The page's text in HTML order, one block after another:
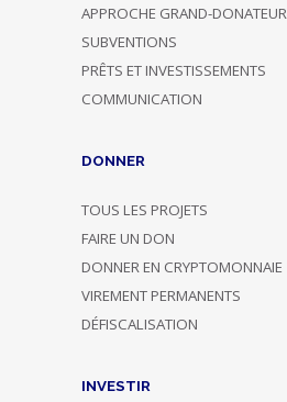
APPROCHE GRAND-DONATEUR
SUBVENTIONS
PRÊTS ET INVESTISSEMENTS
COMMUNICATION
DONNER
TOUS LES PROJETS
FAIRE UN DON
DONNER EN CRYPTOMONNAIE
VIREMENT PERMANENTS
DÉFISCALISATION
INVESTIR